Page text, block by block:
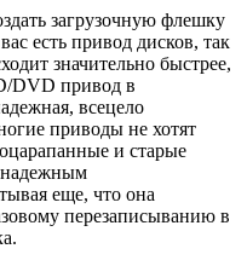
загрузочную флешку
есть привод дисков, так
значительно быстрее,
DVD привод в
всецело
приводы не хотят
и старые
надежным
еще, что она
перезаписыванию в